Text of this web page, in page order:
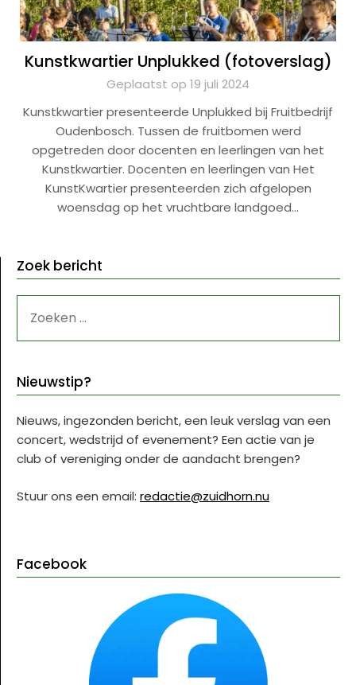
Kunstkwartier Unplukked (fotoverslag)
Geplaatst op 19 juli 2024
Kunstkwartier presenteerde Unplukked bij Fruitbedrijf
Oudenbosch. Tussen de fruitbomen werd
opgetreden door docenten en leerlingen van het
Kunstkwartier. Docenten en leerlingen van Het
KunstKwartier presenteerden zich afgelopen
woensdag op het vruchtbare landgoed…
Zoek bericht
NAAR:
Nieuwstip?
Nieuws, ingezonden bericht, een leuk verslag van een
concert, wedstrijd of evenement? Een actie van je
club of vereniging onder de aandacht brengen?
Stuur ons een email: redactie@zuidhorn.nu
Facebook